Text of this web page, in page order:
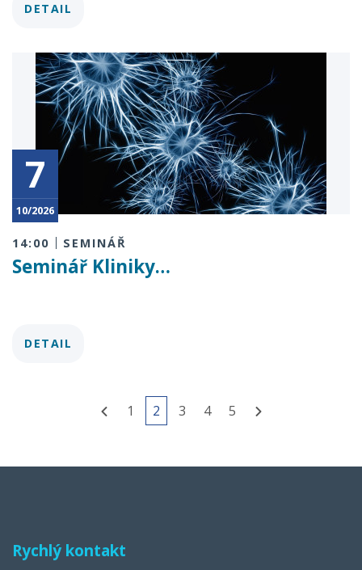
DETAIL
7
10/2026
14:00 SEMINÁŘ
Seminář Kliniky…
DETAIL
1 2 3 4 5
Rychlý kontakt